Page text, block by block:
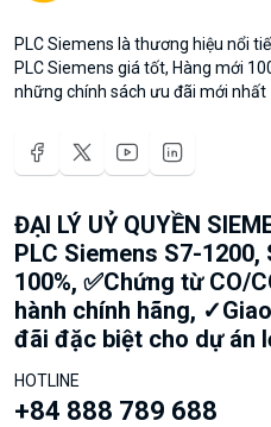
PLC Siemens là thương hiệu nổi
PLC Siemens giá tốt, Hàng mới
những chính sách ưu đãi mới nhất
ĐẠI LÝ UỶ QUYỀN
PLC Siemens S7-
100%, ✅Chứng từ CO/
hành chính hãng,
đãi đặc biệt cho dự án
HOTLINE
+84 888 789 688